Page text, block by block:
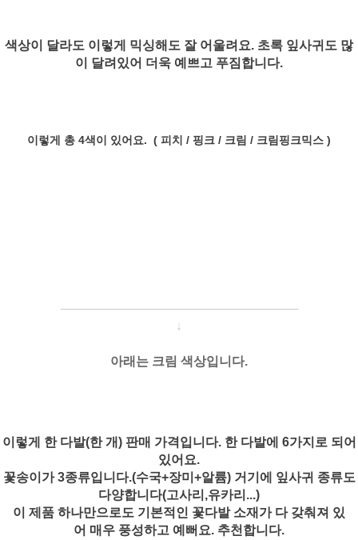
색상이 달라도 이렇게 믹싱해도 잘 어울려요. 초록 잎사귀도 많
이 달려있어 더욱 예쁘고 푸짐합니다.
이렇게 총 4색이 있어요. ( 피치 / 핑크 / 크림 / 크림핑크믹스 )
───────────────────────────
↓
아래는 크림 색상입니다.
이렇게 한 다발(한 개) 판매 가격입니다. 한 다발에 6가지로 되어
있어요.
꽃송이가 3종류입니다.(수국+장미+알륨) 거기에 잎사귀 종류도
다양합니다(고사리,유카리...)
이 제품 하나만으로도 기본적인 꽃다발 소재가 다 갖춰져 있
어 매우 풍성하고 예뻐요. 추천합니다.